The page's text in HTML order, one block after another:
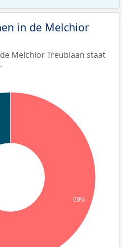
in de Melchior
Melchior Treublaan staat
60%